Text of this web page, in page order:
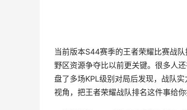
当前版本S44赛季的王者荣耀比赛战
野区资源争夺比以前更关键。很多人
盘了多场KPL级别对局后发现，战队
视角，把王者荣耀战队排名这件事给你